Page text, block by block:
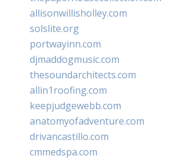
allisonwillisholley.com
solslite.org
portwayinn.com
djmaddogmusic.com
thesoundarchitects.com
allin1roofing.com
keepjudgewebb.com
anatomyofadventure.com
drivancastillo.com
cmmedspa.com